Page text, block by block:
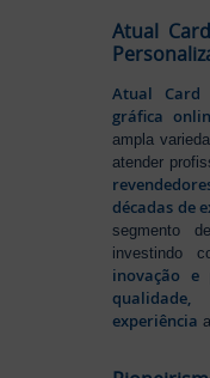
Atual
Atual Card
gráfica
ampla
atender
décadas de
segmento
investindo
inovação e
experiência